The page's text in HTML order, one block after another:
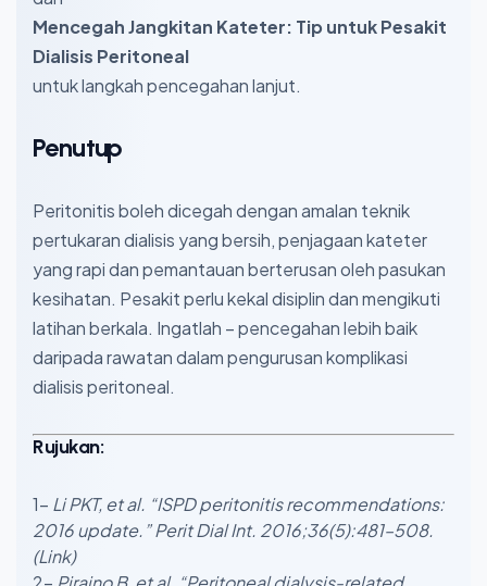
Mencegah Jangkitan Kateter: Tip untuk Pesakit
Dialisis Peritoneal
untuk langkah pencegahan lanjut.
Penutup
Peritonitis boleh dicegah dengan amalan teknik
pertukaran dialisis yang bersih, penjagaan kateter
yang rapi dan pemantauan berterusan oleh pasukan
kesihatan. Pesakit perlu kekal disiplin dan mengikuti
latihan berkala. Ingatlah – pencegahan lebih baik
daripada rawatan dalam pengurusan komplikasi
dialisis peritoneal.
Rujukan:
1- Li PKT, et al. “ISPD peritonitis recommendations:
2016 update.” Perit Dial Int. 2016;36(5):481–508.
(Link)